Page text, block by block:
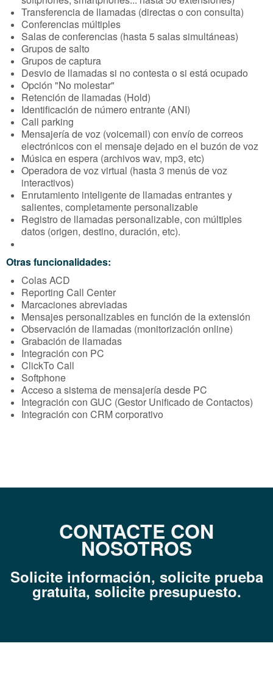
Transferencia de llamadas (directas o con consulta)
Conferencias múltiples
Salas de conferencias (hasta 5 salas simultáneas)
Grupos de salto
Grupos de captura
Desvio de llamadas si no contesta o si está ocupado
Opción "No molestar"
Retención de llamadas (Hold)
Identificación de número entrante (ANI)
Call parking
Mensajería de voz (voicemail) con envío de correos
electrónicos con el mensaje dejado en el buzón de voz
Música en espera (archivos wav, mp3, etc)
Operadora de voz virtual (hasta 3 menús de voz
interactivos)
Enrutamiento inteligente de llamadas entrantes y
salientes, completamente personalizable
Registro de llamadas personalizable, con múltiples
datos (origen, destino, duración, etc).
Otras funcionalidades:
Colas ACD
Reporting Call Center
Marcaciones abreviadas
Mensajes personalizables en función de la extensión
Observación de llamadas (monitorización online)
Grabación de llamadas
Integración con PC
ClickTo Call
Softphone
Acceso a sistema de mensajería desde PC
Integración con GUC (Gestor Unificado de Contactos)
Integración con CRM corporativo
CONTACTE CON
NOSOTROS
Solicite información, solicite prueba
gratuita, solicite presupuesto.